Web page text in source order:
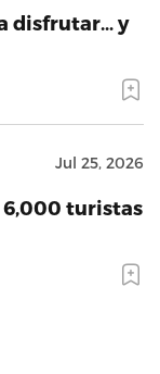
disfrutar… y
Jul 25, 2026
6,000 turistas